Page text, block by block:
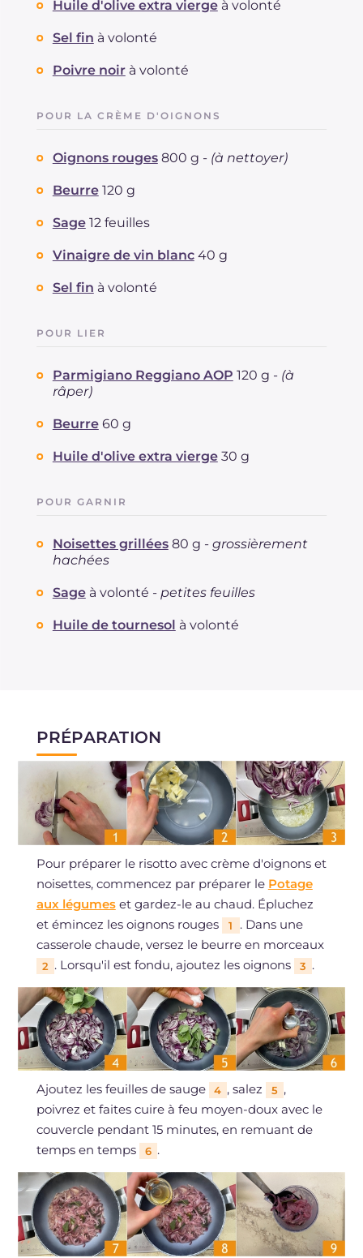
Huile d'olive extra vierge à volonté
Sel fin à volonté
Poivre noir à volonté
POUR LA CRÈME D'OIGNONS
Oignons rouges 800 g - (à nettoyer)
Beurre 120 g
Sage 12 feuilles
Vinaigre de vin blanc 40 g
Sel fin à volonté
POUR LIER
Parmigiano Reggiano AOP 120 g - (à
râper)
Beurre 60 g
Huile d'olive extra vierge 30 g
POUR GARNIR
Noisettes grillées 80 g - grossièrement
hachées
Sage à volonté - petites feuilles
Huile de tournesol à volonté
PRÉPARATION
Pour préparer le risotto avec crème d'oignons et
noisettes, commencez par préparer le Potage
aux légumeset gardez-le au chaud. Épluchez
et émincez les oignons rouges
1
. Dans une
casserole chaude, versez le beurre en morceaux
2 . Lorsqu'il est fondu, ajoutez les oignons 3 .
Ajoutez les feuilles de sauge 4 , salez 5 ,
poivrez et faites cuire à feu moyen-doux avec le
couvercle pendant 15 minutes, en remuant de
temps en temps
6 .